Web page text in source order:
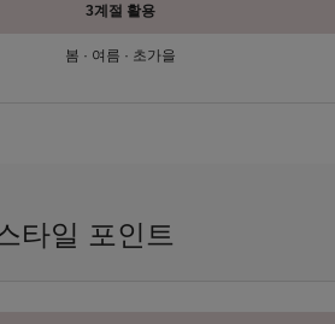
3계절 활용
봄 · 여름 · 초가을
타일 포인트